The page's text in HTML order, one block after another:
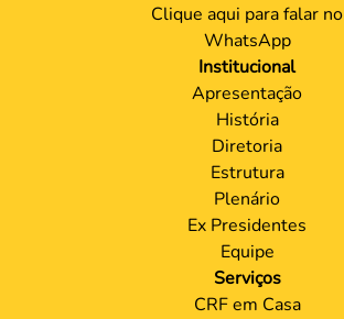
Clique aqui para falar no
WhatsApp
Institucional
Apresentação
História
Diretoria
Estrutura
Plenário
Ex Presidentes
Equipe
Serviços
CRF em Casa